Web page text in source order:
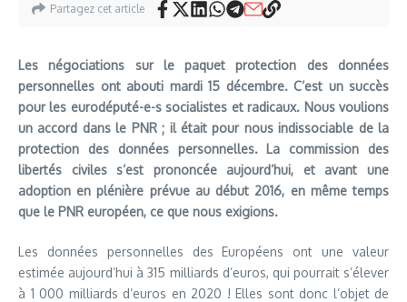
Partagez cet article
Les négociations sur le paquet protection des données
personnelles ont abouti mardi 15 décembre. C’est un succès
pour les eurodéputé-e-s socialistes et radicaux. Nous voulions
un accord dans le PNR ; il était pour nous indissociable de la
protection des données personnelles. La commission des
libertés civiles s’est prononcée aujourd’hui, et avant une
adoption en plénière prévue au début 2016, en même temps
que le PNR européen, ce que nous exigions.
Les données personnelles des Européens ont une valeur
estimée aujourd’hui à 315 milliards d’euros, qui pourrait s’élever
à 1 000 milliards d’euros en 2020 ! Elles sont donc l’objet de